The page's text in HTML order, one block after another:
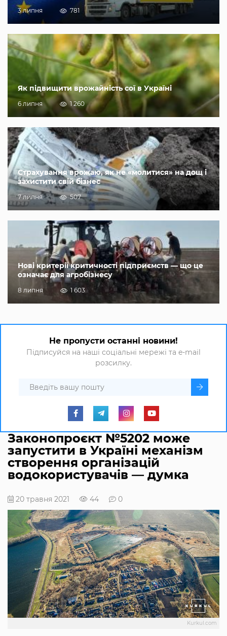
3 липня 781
Як підвищити врожайність сої в Україні
6 липня 1 260
Страхування врожаю, як не «молитися» на дощ і
захистити свій бізнес
7 липня 507
Нові критерії критичності підприємств — що це
означає для агробізнесу
8 липня 1 603
Не пропусти останні новини!
Підписуйся на наші соціальні мережі та e-mail
розсилку.
Законопроєкт №5202 може
запустити в Україні механізм
створення організацій
водокористувачів — думка
20 травня 2021 44 0
Kurkul.com